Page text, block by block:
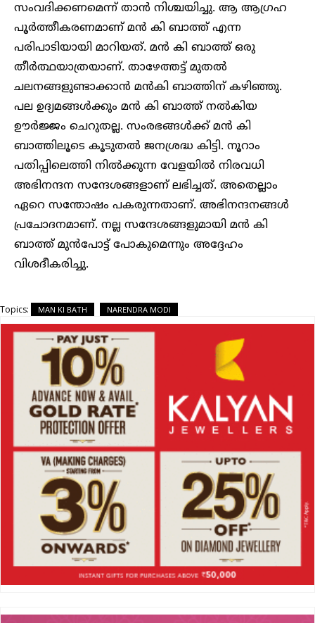
സംവദിക്കണമെന്ന് താന്‍ നിശ്ചയിച്ചു. ആ ആഗ്രഹ
പൂര്‍ത്തീകരണമാണ് മന്‍ കി ബാത്ത് എന്ന
പരിപാടിയായി മാറിയത്. മന്‍ കി ബാത്ത് ഒരു
തീര്‍ത്ഥയാത്രയാണ്. താഴേത്തട്ട് മുതല്‍
ചലനങ്ങളുണ്ടാക്കാന്‍ മന്‍കി ബാത്തിന് കഴിഞ്ഞു.
പല ഉദ്യമങ്ങള്‍ക്കും മന്‍ കി ബാത്ത് നല്‍കിയ
ഊര്‍ജ്ജം ചെറുതല്ല. സംരഭങ്ങള്‍ക്ക് മന്‍ കി
ബാത്തിലൂടെ കൂടുതല്‍ ജനശ്രദ്ധ കിട്ടി. നൂറാം
പതിപ്പിലെത്തി നില്‍ക്കുന്ന വേളയില്‍ നിരവധി
അഭിനന്ദന സന്ദേശങ്ങളാണ് ലഭിച്ചത്. അതെല്ലാം
ഏറെ സന്തോഷം പകരുന്നതാണ്. അഭിനന്ദനങ്ങള്‍
പ്രചോദനമാണ്. നല്ല സന്ദേശങ്ങളുമായി മന്‍ കി
ബാത്ത്‌ മുന്‍പോട്ട് പോകുമെന്നും അദ്ദേഹം
വിശദീകരിച്ചു.
Topics: MAN KI BATH NARENDRA MODI